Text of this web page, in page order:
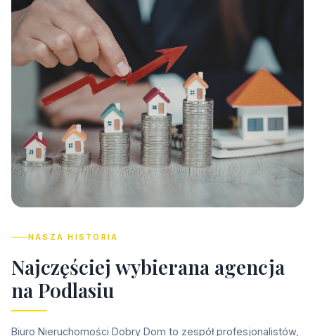
NASZA HISTORIA
Najczęściej wybierana agencja
na Podlasiu
Biuro Nieruchomości Dobry Dom to zespół profesjonalistów,